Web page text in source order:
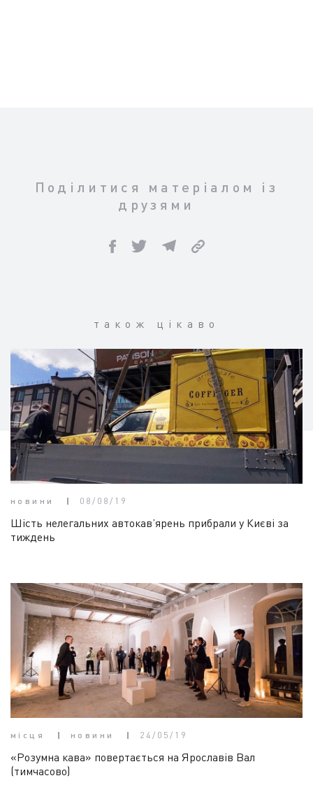
Поділитися матеріалом із
друзями
також цікаво
новини 08/08/19
Шість нелегальних автокав’ярень прибрали у Києві за
тиждень
місця новини 24/05/19
«Розумна кава» повертається на Ярославів Вал
(тимчасово)